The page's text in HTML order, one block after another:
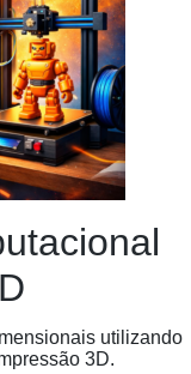
utilizando
3D.